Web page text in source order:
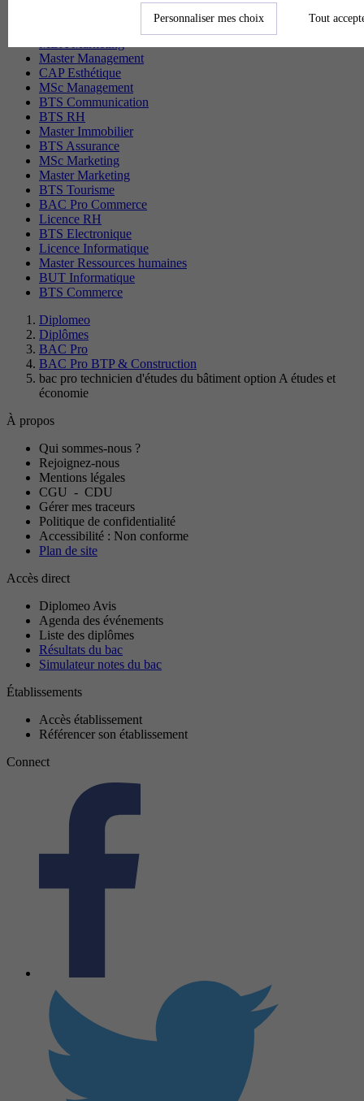
Master Management
CAP Esthétique
MSc Management
BTS Communication
BTS RH
Master Immobilier
BTS Assurance
MSc Marketing
Master Marketing
BTS Tourisme
BAC Pro Commerce
Licence RH
BTS Electronique
Licence Informatique
Master Ressources humaines
BUT Informatique
BTS Commerce
Diplomeo
Diplômes
BAC Pro
BAC Pro BTP & Construction
bac pro technicien d'études du bâtiment option A études et
économie
À propos
Qui sommes-nous ?
Rejoignez-nous
Mentions légales
CGU - CDU
Gérer mes traceurs
Politique de confidentialité
Accessibilité : Non conforme
Plan de site
Accès direct
Diplomeo Avis
Agenda des événements
Liste des diplômes
Résultats du bac
Simulateur notes du bac
Établissements
Accès établissement
Référencer son établissement
Connect
Personnaliser mes choix Tout